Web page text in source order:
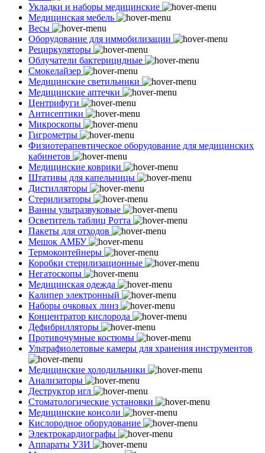
Укладки и наборы медицинские
Медицинская мебель
Весы
Оборудование для иммобилизации
Рециркуляторы
Облучатели бактерицидные
Смокелайзер
Медицинские светильники
Медицинские аптечки
Центрифуги
Антисептики
Микроскопы
Гигрометры
Физиотерапевтическое оборудование для медицинских
кабинетов
Медицинские коврики
Штативы для капельницы
Дистилляторы
Стерилизаторы
Ванны ультразвуковые
Осветитель таблиц Ротта
Пакеты для отходов
Мешок АМБУ
Термоконтейнеры
Коробки стерилизационные
Негатоскопы
Медицинская одежда
Калипер электронный
Наборы очковых линз
Концентратор кислорода
Дефибрилляторы
Противочумные костюмы
Ультрафиолетовые камеры для хранения инструментов
Медицинские холодильники
Анализаторы
Деструктор игл
Стоматологические установки
Медицинские консоли
Кислородное оборудование
Электрокардиографы
Аппараты УЗИ